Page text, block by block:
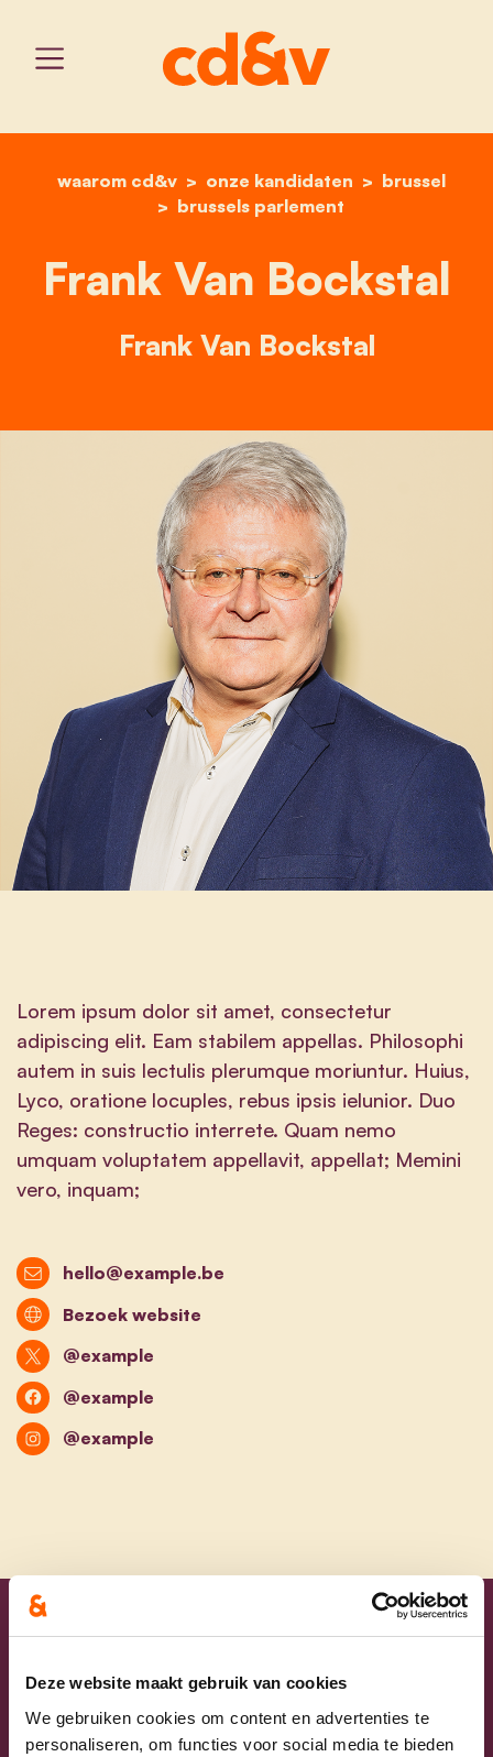
Deze website maakt gebruik van cookies
We gebruiken cookies om content en advertenties te
personaliseren, om functies voor social media te bieden
home
waarom cd&v onze kandidaten
brussel
brussels parlement
frank van bockstal
Frank Van Bockstal
Frank Van Bockstal
Lorem ipsum dolor sit amet, consectetur
adipiscing elit. Eam stabilem appellas. Philosophi
autem in suis lectulis plerumque moriuntur. Huius,
Lyco, oratione locuples, rebus ipsis ielunior. Duo
Reges: constructio interrete. Quam nemo
umquam voluptatem appellavit, appellat; Memini
vero, inquam;
hello@example.be
Bezoek website
@example
@example
@example
Uw lijsttrekkers